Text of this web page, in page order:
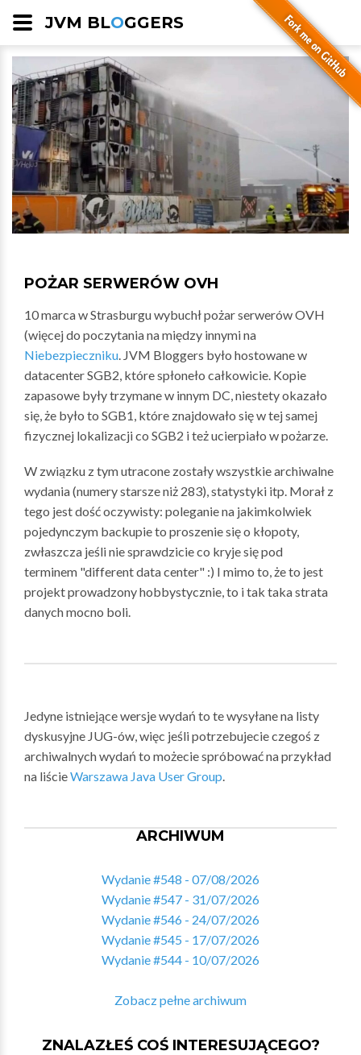
JVM BLOGGERS
POŻAR SERWERÓW OVH
10 marca w Strasburgu wybuchł pożar serwerów OVH
(więcej do poczytania na między innymi na
Niebezpieczniku. JVM Bloggers było hostowane w
datacenter SGB2, które spłoneło całkowicie. Kopie
zapasowe były trzymane w innym DC, niestety okazało
się, że było to SGB1, które znajdowało się w tej samej
fizycznej lokalizacji co SGB2 i też ucierpiało w pożarze.
W związku z tym utracone zostały wszystkie archiwalne
wydania (numery starsze niż 283), statystyki itp. Morał z
tego jest dość oczywisty: poleganie na jakimkolwiek
pojedynczym backupie to proszenie się o kłopoty,
zwłaszcza jeśli nie sprawdzicie co kryje się pod
terminem "different data center" :) I mimo to, że to jest
projekt prowadzony hobbystycznie, to i tak taka strata
danych mocno boli.
Jedyne istniejące wersje wydań to te wysyłane na listy
dyskusyjne JUG-ów, więc jeśli potrzebujecie czegoś z
archiwalnych wydań to możecie spróbować na przykład
na liścieWarszawa Java User Group.
ARCHIWUM
Wydanie #548 - 07/08/2026
Wydanie #547 - 31/07/2026
Wydanie #546 - 24/07/2026
Wydanie #545 - 17/07/2026
Wydanie #544 - 10/07/2026
Zobacz pełne archiwum
ZNALAZŁEŚ COŚ INTERESUJĄCEGO?